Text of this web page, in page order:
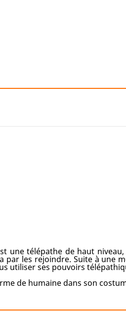
une télépathe de haut
par les rejoindre. Suite à une
utiliser ses pouvoirs
de humaine dans son